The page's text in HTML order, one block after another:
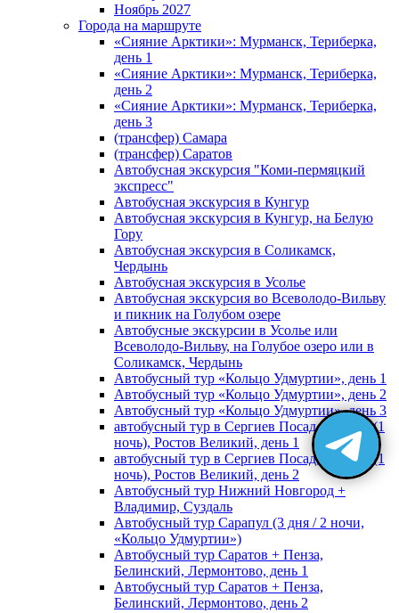
Ноябрь 2027
Города на маршруте
«Сияние Арктики»: Мурманск, Териберка,
день 1
«Сияние Арктики»: Мурманск, Териберка,
день 2
«Сияние Арктики»: Мурманск, Териберка,
день 3
(трансфер) Самара
(трансфер) Саратов
Автобусная экскурсия "Коми-пермяцкий
экспресс"
Автобусная экскурсия в Кунгур
Автобусная экскурсия в Кунгур, на Белую
Гору
Автобусная экскурсия в Соликамск,
Чердынь
Автобусная экскурсия в Усолье
Автобусная экскурсия во Всеволодо-Вильву
и пикник на Голубом озере
Автобусные экскурсии в Усолье или
Всеволодо-Вильву, на Голубое озеро или в
Соликамск, Чердынь
Автобусный тур «Кольцо Удмуртии», день 1
Автобусный тур «Кольцо Удмуртии», день 2
Автобусный тур «Кольцо Удмуртии», день 3
автобусный тур в Сергиев Посад, Москву (1
ночь), Ростов Великий, день 1
автобусный тур в Сергиев Посад, Москву (1
ночь), Ростов Великий, день 2
Автобусный тур Нижний Новгород +
Владимир, Суздаль
Автобусный тур Сарапул (3 дня / 2 ночи,
«Кольцо Удмуртии»)
Автобусный тур Саратов + Пенза,
Белинский, Лермонтово, день 1
Автобусный тур Саратов + Пенза,
Белинский, Лермонтово, день 2